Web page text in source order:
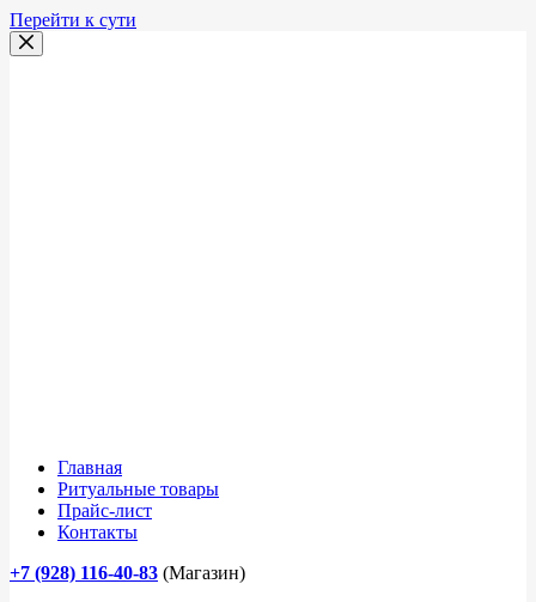
Перейти к сути
Главная
Ритуальные товары
Прайс-лист
Контакты
+7 (928) 116-40-83 (Магазин)